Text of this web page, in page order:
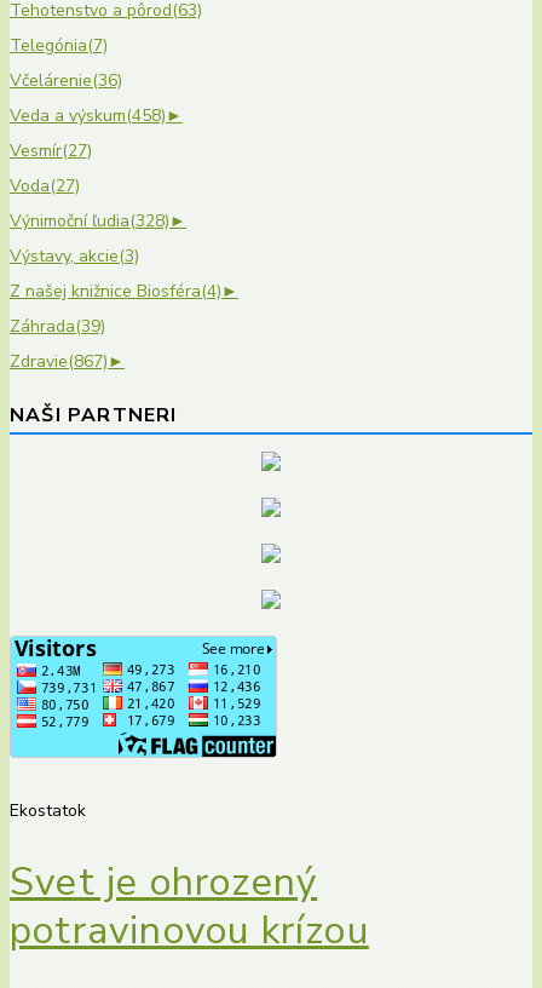
Tehotenstvo a pôrod(63)
Telegónia(7)
Včelárenie(36)
Veda a výskum(458)►
Vesmír(27)
Voda(27)
Výnimoční ľudia(328)►
Výstavy, akcie(3)
Z našej knižnice Biosféra(4)►
Záhrada(39)
Zdravie(867)►
NAŠI PARTNERI
Ekostatok
Svet je ohrozený
potravinovou krízou